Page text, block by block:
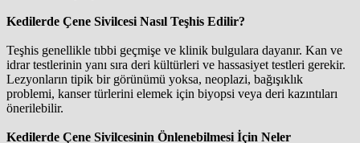
Kedilerde Çene Sivilcesi Nasıl Teşhis Edilir?
Teşhis genellikle tıbbi geçmişe ve klinik bulgulara dayanır. Kan ve
idrar testlerinin yanı sıra deri kültürleri ve hassasiyet testleri gerekir.
Lezyonların tipik bir görünümü yoksa, neoplazi, bağışıklık
problemi, kanser türlerini elemek için biyopsi veya deri kazıntıları
önerilebilir.
Kedilerde Çene Sivilcesinin Önlenebilmesi İçin Neler